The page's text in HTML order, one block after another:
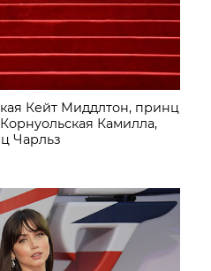
Кейт Миддлтон, принц
Камилла,
Чарльз